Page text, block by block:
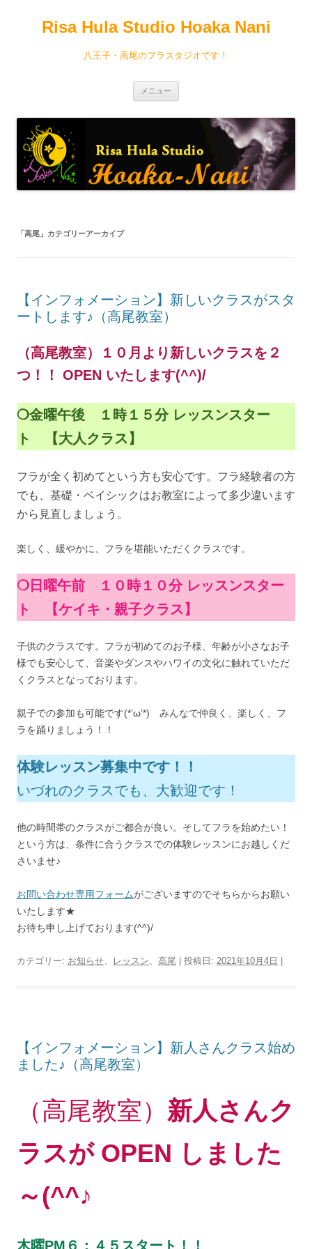
Risa Hula Studio Hoaka Nani
八王子・高尾のフラスタジオです！
メニュー
「高尾 」カテゴリーアーカイブ
【インフォメーション】新しいクラスがスタ
ートします♪（高尾教室）
（高尾教室）１０月より新しいクラスを２
つ！！ OPEN いたします(^^)/
❍金曜午後 １時１５分 レッスンスター
ト 【大人クラス】
フラが全く初めてという方も安心です。フラ経験者の方
でも、基礎・ベイシックはお教室によって多少違います
から見直しましょう。
楽しく、緩やかに、フラを堪能いただくクラスです。
❍日曜午前 １０時１０分 レッスンスター
ト 【ケイキ・親子クラス】
子供のクラスです。フラが初めてのお子様、年齢が小さなお子
様でも安心して、音楽やダンスやハワイの文化に触れていただ
くクラスとなっております。
親子での参加も可能です(*’ω’*) みんなで仲良く、楽しく、フ
ラを踊りましょう！！
体験レッスン募集中です！！
いづれのクラスでも、大歓迎です！
他の時間帯のクラスがご都合が良い。そしてフラを始めたい！
という方は、条件に合うクラスでの体験レッスンにお越しくだ
さいませ♪
お問い合わせ専用フォームがございますのでそちらからお願い
いたします★
お待ち申し上げております(^^)/
カテゴリー: お知らせ、 レッスン、 高尾 | 投稿日: 2021年10月4日
【インフォメーション】新人さんクラス始め
ました♪（高尾教室）
（高尾教室） 新人さんク
ラスが OPEN しました
～(^^♪
木曜PM６：４５スタート！！